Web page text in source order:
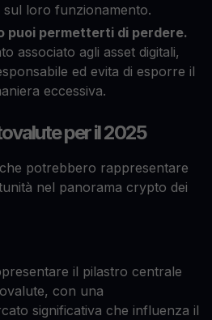
loro funzionamento.
puoi permetterti di perdere.
associato agli asset digitali,
ed evita di esporre il
eccessiva.
per il 2025
potrebbero rappresentare
nel panorama crypto dei
il pilastro centrale
con una
significativa che influenza il